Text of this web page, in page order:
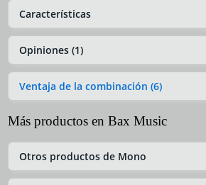
Características
Opiniones (1)
Ventaja de la combinación (6)
Más productos en Bax Music
Otros productos de Mono